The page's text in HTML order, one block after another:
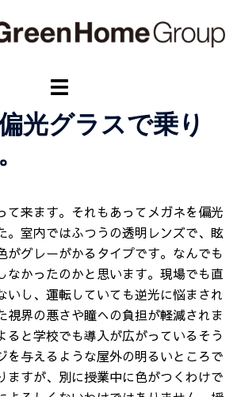
ト
グ
ル
メ
ー
光グラスで乗り
て来ます。それもあってメガネを偏光
。室内ではふつうの透明レンズで、眩
がグレーがかるタイプです。なんでも
なかったのかと思います。現場でも直
いし、運転していても逆光に悩まされ
視界の悪さや瞳への負担が軽減されま
ると学校でも導入が広がっているそう
を与えるような屋外の明るいところで
ますが、別に授業中に色がつくわけで